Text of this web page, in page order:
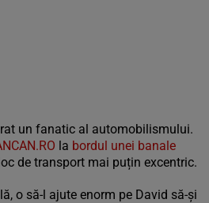
un fanatic al automobilismului.
la bordul unei banale
de transport mai puțin excentric.
o să-l ajute enorm pe David să-și